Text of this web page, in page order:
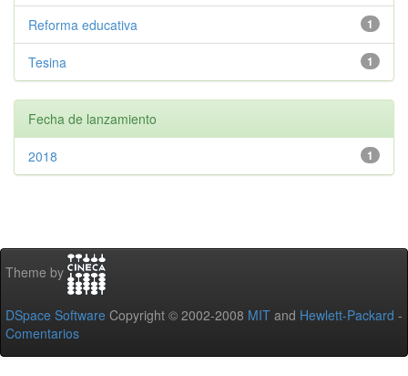
1
Reforma educativa
1
Tesina
Fecha de lanzamiento
1
2018
Theme by
DSpace Software Copyright © 2002-2008 MIT and Hewlett-Packard -
Comentarios